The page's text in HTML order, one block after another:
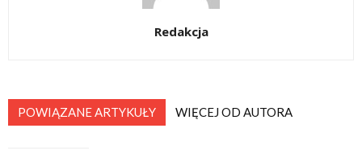
Redakcja
POWIĄZANE ARTYKUŁY WIĘCEJ OD AUTORA